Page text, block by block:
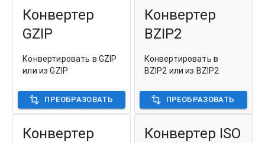
Конвертер
GZIP
Конвертировать в GZIP
или из GZIP
ПРЕОБРАЗОВАТЬ
Конвертер
BZIP2
Конвертировать в
BZIP2 или из BZIP2
ПРЕОБРАЗОВАТЬ
Конвертер
Конвертер ISO